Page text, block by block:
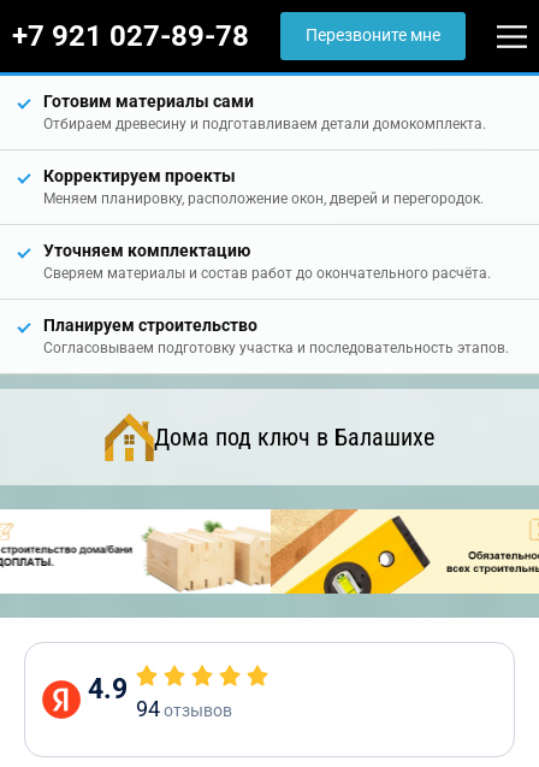
+7 921 027-89-78 Перезвоните мне
Готовим материалы сами
Отбираем древесину и подготавливаем детали домокомплекта.
Корректируем проекты
Меняем планировку, расположение окон, дверей и перегородок.
Уточняем комплектацию
Сверяем материалы и состав работ до окончательного расчёта.
Планируем строительство
Согласовываем подготовку участка и последовательность этапов.
Дома под ключ в Балашихе
4.9
94отзывов